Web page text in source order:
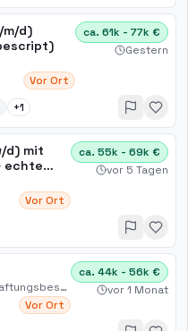
m/d)
Vor Ort
ca. 61k - 77k €
Gestern
+1
d) mit
echte
Vor Ort
ca. 55k - 69k €
vor 5 Tagen
GPDCenter IT-Dienstleistungen UG(haftungsbeschränkt)
Vor Ort
ca. 44k - 56k €
vor 1 Monat